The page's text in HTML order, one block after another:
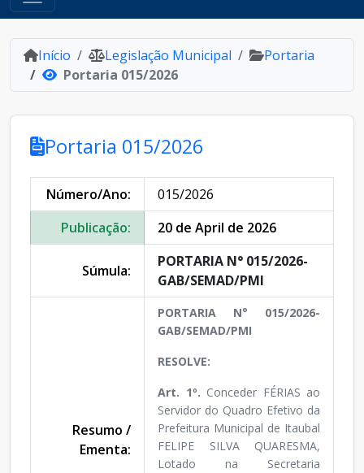
Início Legislação Municipal
Portaria
Portaria 015/2026
Portaria 015/2026
Número/Ano:
015/2026
Publicação:
20 de April de 2026
Súmula:
PORTARIA N° 015/2026-
GAB/SEMAD/PMI
Resumo /
Ementa:
PORTARIA N° 015/2026-
GAB/SEMAD/PMI
RESOLVE:
Art. 1º. Conceder FÉRIAS ao
Servidor do Quadro Efetivo da
Prefeitura Municipal de Itaubal
FELIPE SILVA QUARESMA,
Lotado na Secretaria